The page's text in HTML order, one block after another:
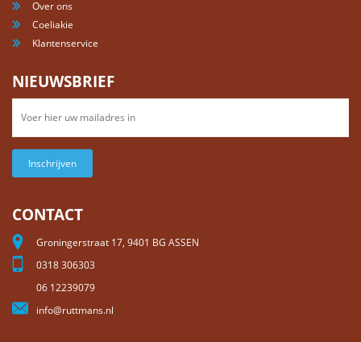
Over ons
Coeliakie
Klantenservice
NIEUWSBRIEF
Inschrijven
CONTACT
Groningerstraat 17, 9401 BG ASSEN
0318 306303
06 12239079
info@ruttmans.nl